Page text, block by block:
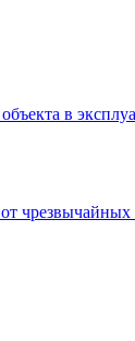
в
чрезвычайных